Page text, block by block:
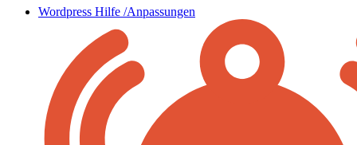
Wordpress Hilfe /Anpassungen